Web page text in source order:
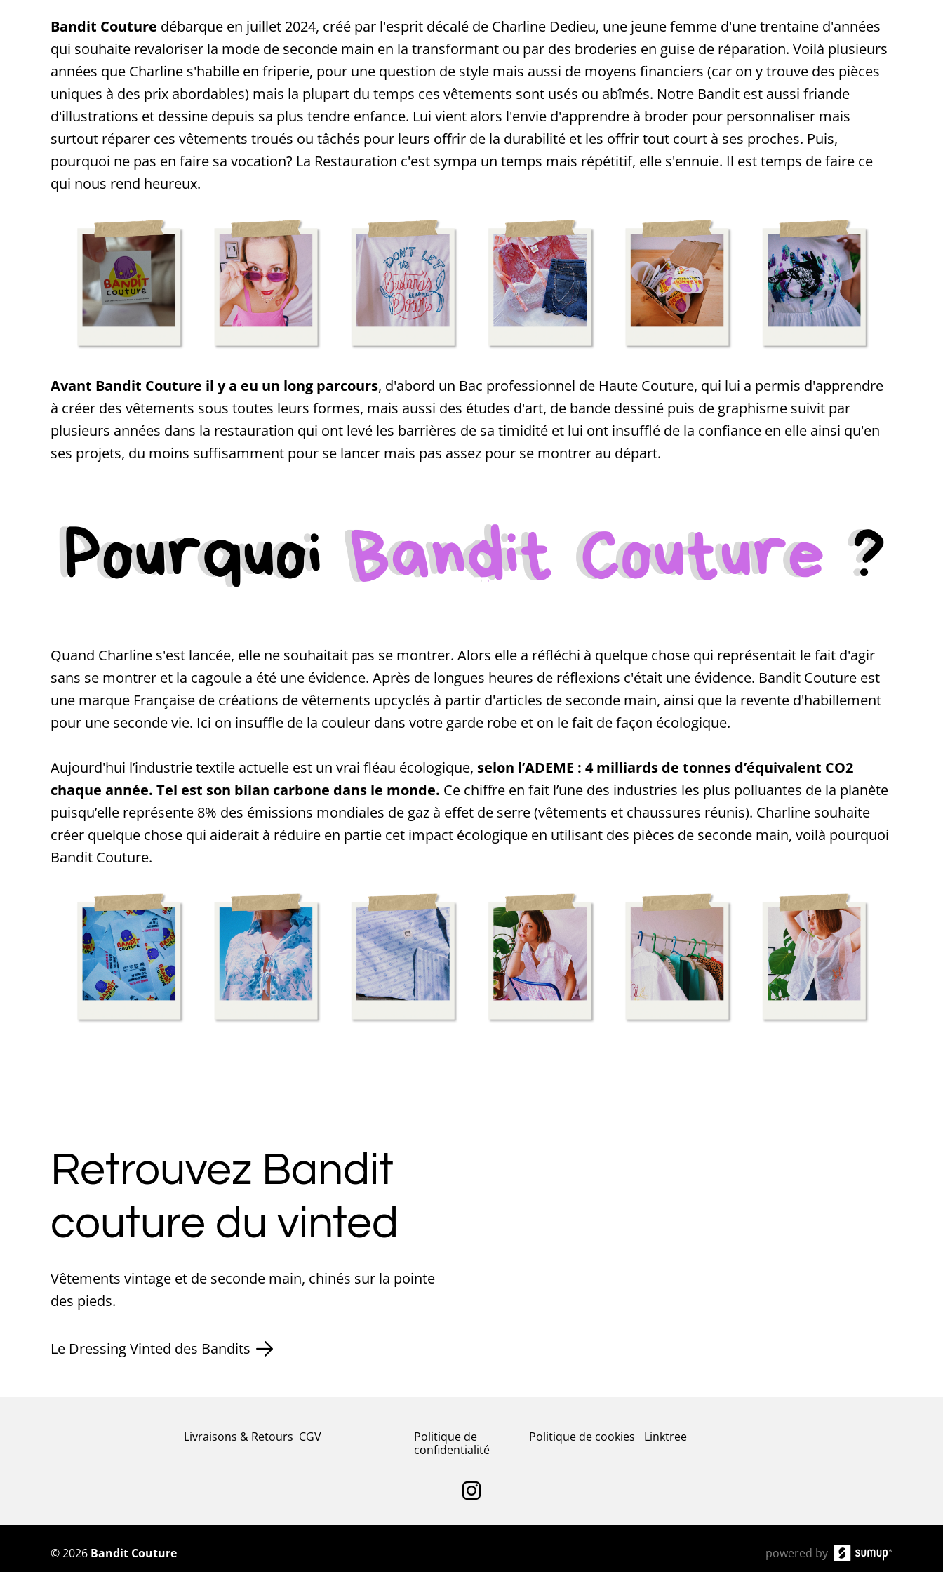
Bandit Couture débarque en juillet 2024, créé par l'esprit décalé de Charline Dedieu, une jeune femme d'une trentaine d'années
qui souhaite revaloriser la mode de seconde main en la transformant ou par des broderies en guise de réparation. Voilà plusieurs
années que Charline s'habille en friperie, pour une question de style mais aussi de moyens financiers (car on y trouve des pièces
uniques à des prix abordables) mais la plupart du temps ces vêtements sont usés ou abîmés. Notre Bandit est aussi friande
d'illustrations et dessine depuis sa plus tendre enfance. Lui vient alors l'envie d'apprendre à broder pour personnaliser mais
surtout réparer ces vêtements troués ou tâchés pour leurs offrir de la durabilité et les offrir tout court à ses proches. Puis,
pourquoi ne pas en faire sa vocation? La Restauration c'est sympa un temps mais répétitif, elle s'ennuie. Il est temps de faire ce
qui nous rend heureux.
Avant Bandit Couture il y a eu un long parcours, d'abord un Bac professionnel de Haute Couture, qui lui a permis d'apprendre
à créer des vêtements sous toutes leurs formes, mais aussi des études d'art, de bande dessiné puis de graphisme suivit par
plusieurs années dans la restauration qui ont levé les barrières de sa timidité et lui ont insufflé de la confiance en elle ainsi qu'en
ses projets, du moins suffisamment pour se lancer mais pas assez pour se montrer au départ.
Quand Charline s'est lancée, elle ne souhaitait pas se montrer. Alors elle a réfléchi à quelque chose qui représentait le fait d'agir
sans se montrer et la cagoule a été une évidence. Après de longues heures de réflexions c'était une évidence. Bandit Couture est
une marque Française de créations de vêtements upcyclés à partir d'articles de seconde main, ainsi que la revente d'habillement
pour une seconde vie. Ici on insuffle de la couleur dans votre garde robe et on le fait de façon écologique.
Aujourd'hui l’industrie textile actuelle est un vrai fléau écologique, selon l’ADEME : 4 milliards de tonnes d’équivalent CO2
chaque année. Tel est son bilan carbone dans le monde. Ce chiffre en fait l’une des industries les plus polluantes de la planète
puisqu’elle représente 8% des émissions mondiales de gaz à effet de serre (vêtements et chaussures réunis). Charline souhaite
créer quelque chose qui aiderait à réduire en partie cet impact écologique en utilisant des pièces de seconde main, voilà pourquoi
Bandit Couture.
Retrouvez Bandit
couture du vinted
Vêtements vintage et de seconde main, chinés sur la pointe
des pieds.
Le Dressing Vinted des Bandits
Livraisons & Retours CGV
Politique de
confidentialité
Politique de cookies Linktree
©2026 Bandit Couture powered by